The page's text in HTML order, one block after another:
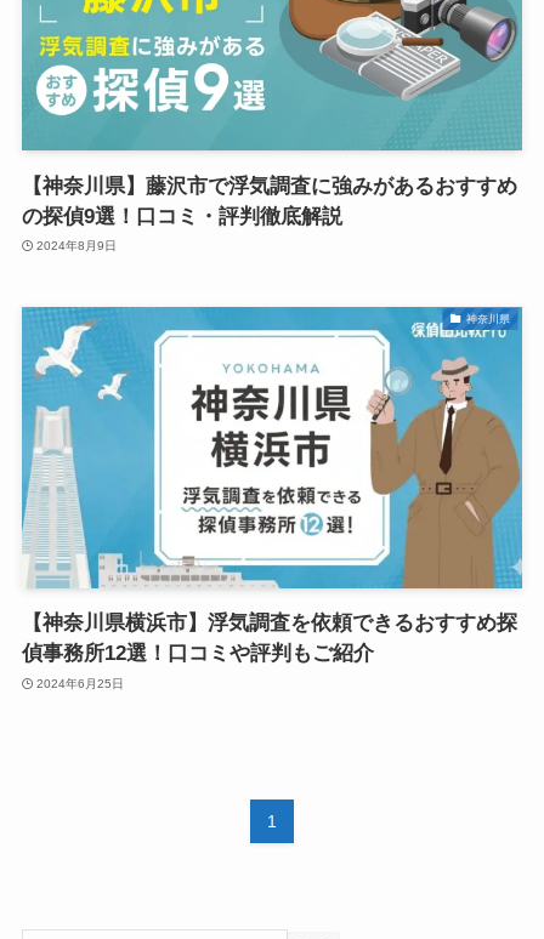
【神奈川県】藤沢市で浮気調査に強みがあるおすすめ
の探偵9選！口コミ・評判徹底解説
2024年8月9日
神奈川県
【神奈川県横浜市】浮気調査を依頼できるおすすめ探
偵事務所12選！口コミや評判もご紹介
2024年6月25日
1